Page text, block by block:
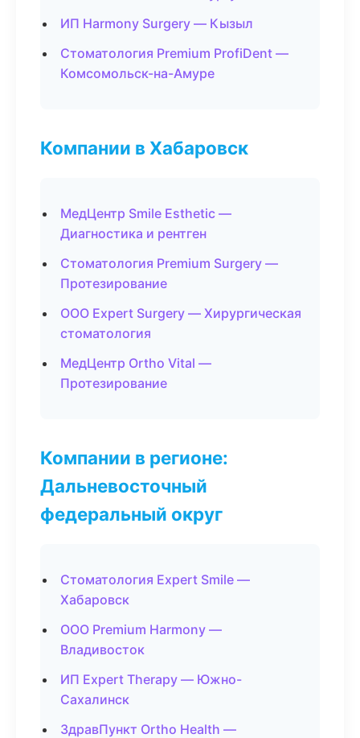
ИП Harmony Surgery — Кызыл
Стоматология Premium ProfiDent —
Комсомольск-на-Амуре
Компании в Хабаровск
МедЦентр Smile Esthetic —
Диагностика и рентген
Стоматология Premium Surgery —
Протезирование
ООО Expert Surgery — Хирургическая
стоматология
МедЦентр Ortho Vital —
Протезирование
Компании в регионе:
Дальневосточный
федеральный округ
Стоматология Expert Smile —
Хабаровск
ООО Premium Harmony —
Владивосток
ИП Expert Therapy — Южно-
Сахалинск
ЗдравПункт Ortho Health —